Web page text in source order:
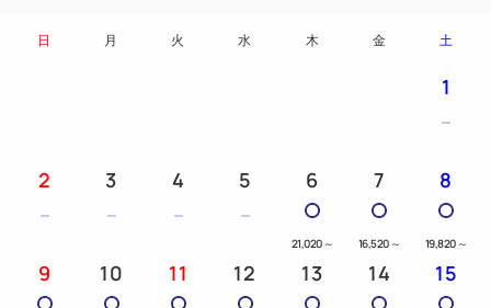
日 月 火 水 木 金 土
1
2 3 4 5 6
21,020 ～
7
16,520 ～
8
19,820 ～
9 10 11 12 13 14 15